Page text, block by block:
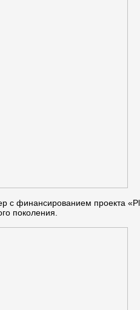
финансированием проекта
поколения.